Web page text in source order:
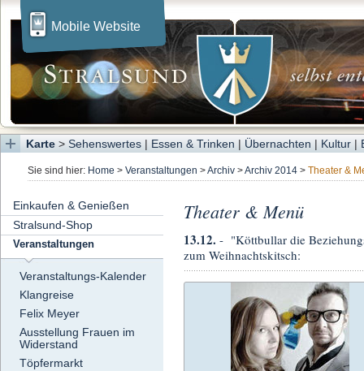
Mobile Website
Karte > Sehenswertes | Essen & Trinken | Übernachten | Kultur |
Sie sind hier: Home > Veranstaltungen >Archiv >Archiv 2014 > Theater &
Einkaufen & Genießen
Stralsund-Shop
Veranstaltungen
Veranstaltungs-Kalender
Klangreise
Felix Meyer
Ausstellung Frauen im
Widerstand
Töpfermarkt
Theater & Menü
13.12. - "Köttbullar die
zum Weihnachtskitsch: